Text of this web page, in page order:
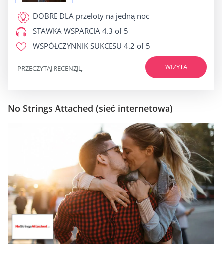
DOBRE DLA przeloty na jedną noc
STAWKA WSPARCIA 4.3 of 5
WSPÓŁCZYNNIK SUKCESU 4.2 of 5
WIZYTA
PRZECZYTAJ RECENZJĘ
No Strings Attached (sieć internetowa)